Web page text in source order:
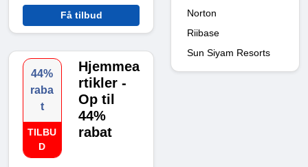
Få tilbud
44%
raba
t
TILBU
D
Hjemmea
rtikler -
Op til
44%
rabat
Norton
Riibase
Sun Siyam Resorts